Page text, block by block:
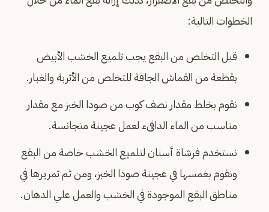
الخطوات التالية:
قبل التخلص من البقع يجب تلميع الخشب الأبيض
بقطعة من القماش الجافة للتخلص من الأتربة والغبار.
نقوم بخلط مقدار نصف كوب من صودا الخبز مع مقدار
مناسب من الماء الدافىء لعمل عجينة متجانسة.
نستخدم فرشاة أسنان لتلميع الخشب خاصة من البقع
ونقوم بغمسها في عجينة صودا الخبز، ومن ثم تمريرها في
مناطق البقع الموجودة في الخشب والعمل علي الدهان.